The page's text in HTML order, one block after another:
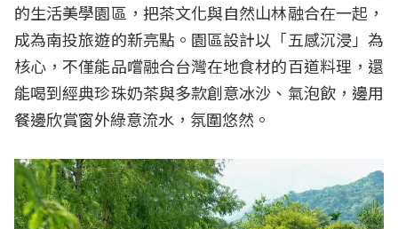
【南投魚池景點】推薦Top４
日月潭
向山行政暨遊客中心
日月老茶廠
文武廟
【南投中寮景點】石龍宮（泡麵土地公）
【南投名間景點】推薦Top２
松柏嶺受天宮
的生活美學園區，把茶文化與自然山林融合在一起，
成為南投旅遊的新亮點。園區設計以「五感沉浸」為
核心，不僅能品嚐融合台灣在地食材的百道料理，還
能喝到經典珍珠奶茶與多款創意冰沙、氣泡飲，邊用
餐邊欣賞窗外綠意流水，氛圍悠然。